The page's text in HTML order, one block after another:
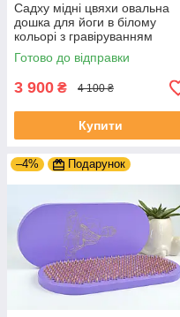
Садху мідні цвяхи овальна
дошка для йоги в білому
кольорі з гравіруванням
"Дерево життя" для новачків з
кроком 10 мм.
Готово до відправки
3 900 ₴ 4 100 ₴
Купити
–4% Подарунок